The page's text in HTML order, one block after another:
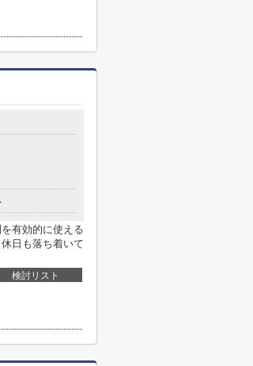
有効的に使える
日も落ち着いて
検討リスト